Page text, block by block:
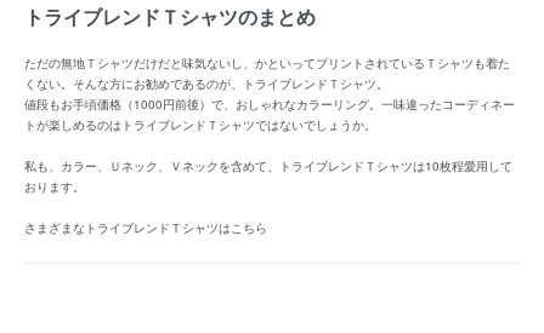
トライブレンドＴシャツのまとめ
ただの無地Ｔシャツだけだと味気ないし、かといってプリントされているＴシャツも着た
くない。そんな方にお勧めであるのが、トライブレンドＴシャツ。
値段もお手頃価格（1000円前後）で、おしゃれなカラーリング。一味違ったコーディネー
トが楽しめるのはトライブレンドＴシャツではないでしょうか。
私も、カラー、Ｕネック、Ｖネックを含めて、トライブレンドＴシャツは10枚程愛用して
おります。
さまざまなトライブレンドＴシャツはこちら